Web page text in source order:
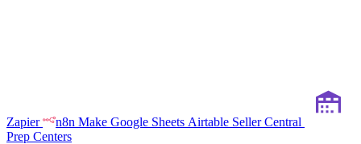
Zapier n8n Make Google Sheets Airtable Seller Central
Prep Centers